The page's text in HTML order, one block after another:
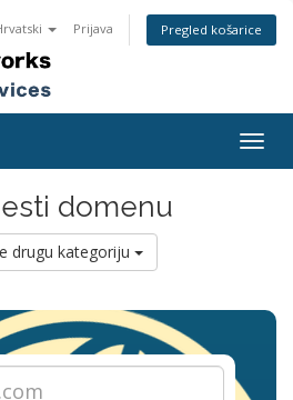
Prijava Pregled košarice
domenu
drugu kategoriju